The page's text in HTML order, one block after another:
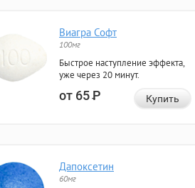
Виагра Софт
100мг
Быстрое наступление эффекта,
уже через 20 минут.
от 65Р Купить
Дапоксетин
60мг